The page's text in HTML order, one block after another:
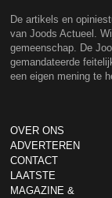
De artikels en
van Joods Actueel.
gemeenschap. De
gemandateerde
een eigen mening te
OVER ONS
ADVERTEREN
CONTACT
LAATSTE
MAGAZINE &